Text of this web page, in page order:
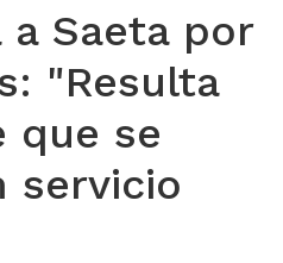
Saeta por
"Resulta
que se
servicio